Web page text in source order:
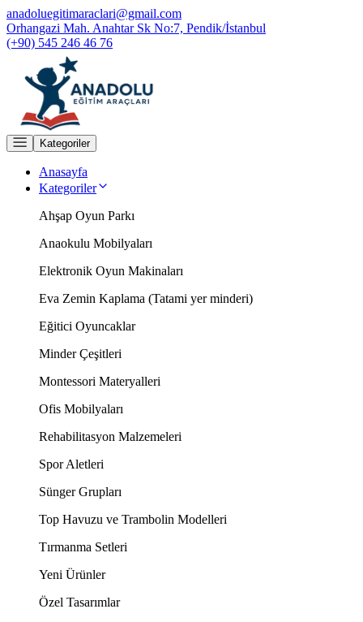
anadoluegitimaraclari@gmail.com
Orhangazi Mah. Anahtar Sk No:7, Pendik/İstanbul
(+90) 545 246 46 76
Kategoriler
Anasayfa
Kategoriler
Ahşap Oyun Parkı
Anaokulu Mobilyaları
Elektronik Oyun Makinaları
Eva Zemin Kaplama (Tatami yer minderi)
Eğitici Oyuncaklar
Minder Çeşitleri
Montessori Materyalleri
Ofis Mobilyaları
Rehabilitasyon Malzemeleri
Spor Aletleri
Sünger Grupları
Top Havuzu ve Trambolin Modelleri
Tırmanma Setleri
Yeni Ürünler
Özel Tasarımlar